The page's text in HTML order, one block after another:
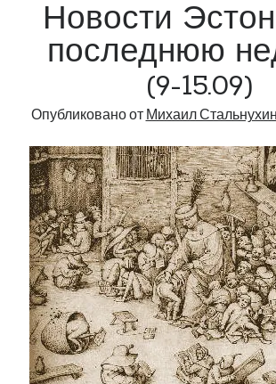
Новости
последнюю
(9-15.09)
Опубликовано от Михаил Стальнухин